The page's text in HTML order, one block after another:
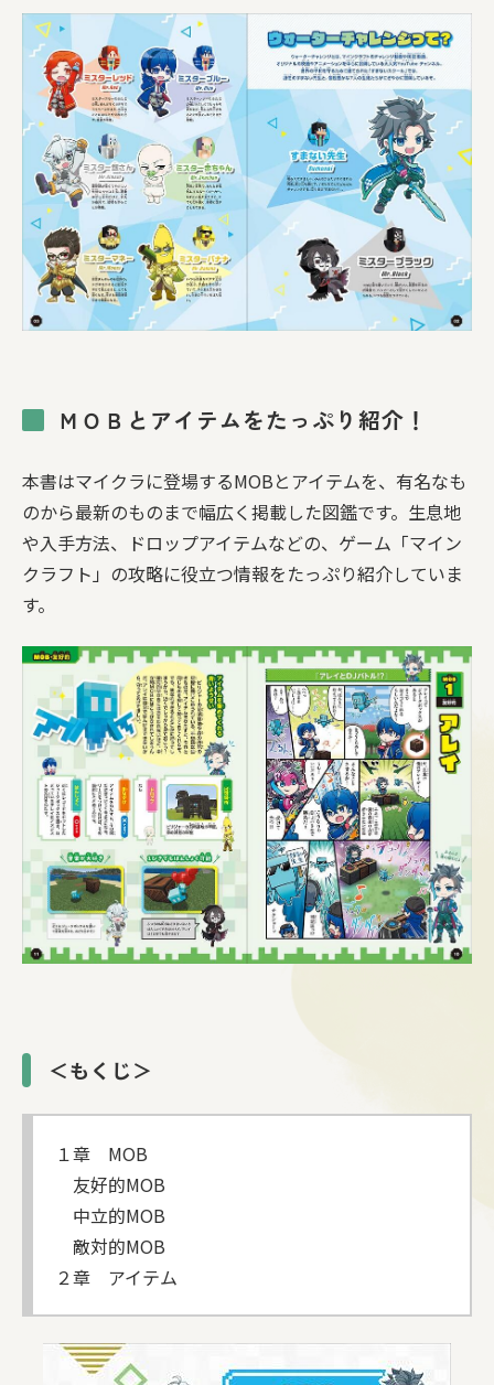
ＭＯＢとアイテムをたっぷり紹介！
本書はマイクラに登場するMOBとアイテムを、有名なも
のから最新のものまで幅広く掲載した図鑑です。生息地
や入手方法、ドロップアイテムなどの、ゲーム「マイン
クラフト」の攻略に役立つ情報をたっぷり紹介していま
す。
＜もくじ＞
１章 MOB
友好的MOB
中立的MOB
敵対的MOB
２章 アイテム